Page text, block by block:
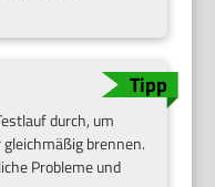
durch, um
brennen.
Probleme und